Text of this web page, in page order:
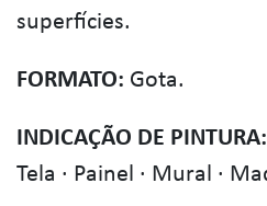
superfícies.
FORMATO: Gota.
INDICAÇÃO DE PINTURA:
Tela · Painel · Mural ·